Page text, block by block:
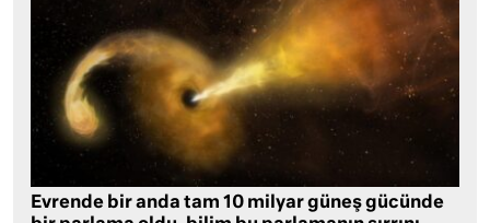
Evrende bir anda tam 10 milyar güneş gücünde